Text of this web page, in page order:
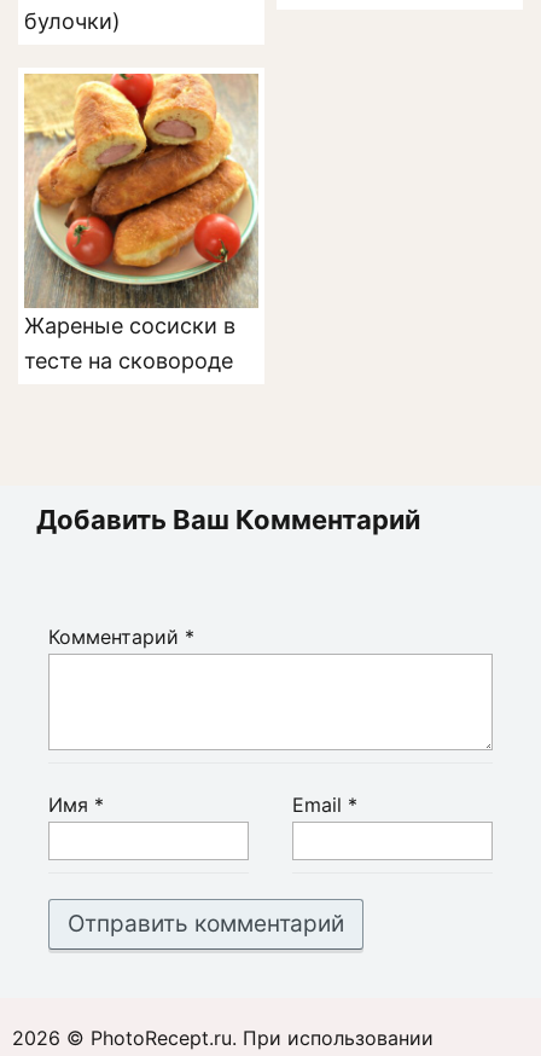
булочки)
Жареные сосиски в
тесте на сковороде
Добавить Ваш Комментарий
Комментарий *
Имя * Email *
2026 © PhotoRecept.ru. При использовании